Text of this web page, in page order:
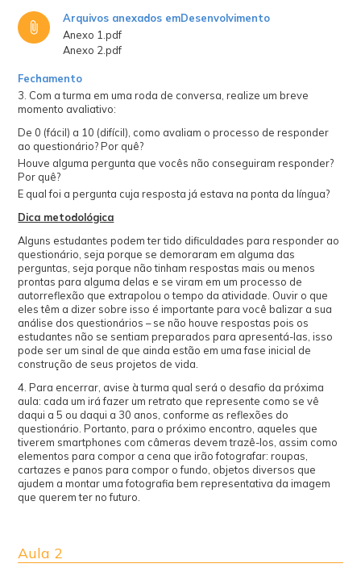
Arquivos anexados emDesenvolvimento
Anexo 1.pdf
Anexo 2.pdf
Fechamento
3. Com a turma em uma roda de conversa, realize um breve
momento avaliativo:
De 0 (fácil) a 10 (difícil), como avaliam o processo de responder
ao questionário? Por quê?
Houve alguma pergunta que vocês não conseguiram responder?
Por quê?
E qual foi a pergunta cuja resposta já estava na ponta da língua?
Dica metodológica
Alguns estudantes podem ter tido dificuldades para responder ao
questionário, seja porque se demoraram em alguma das
perguntas, seja porque não tinham respostas mais ou menos
prontas para alguma delas e se viram em um processo de
autorreflexão que extrapolou o tempo da atividade. Ouvir o que
eles têm a dizer sobre isso é importante para você balizar a sua
análise dos questionários – se não houve respostas pois os
estudantes não se sentiam preparados para apresentá-las, isso
pode ser um sinal de que ainda estão em uma fase inicial de
construção de seus projetos de vida.
4. Para encerrar, avise à turma qual será o desafio da próxima
aula: cada um irá fazer um retrato que represente como se vê
daqui a 5 ou daqui a 30 anos, conforme as reflexões do
questionário. Portanto, para o próximo encontro, aqueles que
tiverem smartphones com câmeras devem trazê-los, assim como
elementos para compor a cena que irão fotografar: roupas,
cartazes e panos para compor o fundo, objetos diversos que
ajudem a montar uma fotografia bem representativa da imagem
que querem ter no futuro.
Aula 2